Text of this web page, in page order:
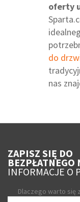
oferty
do
nas
ZAPISZ SIĘ DO
BEZPŁATNEGO
INFORMACJE O
Dlaczego warto się